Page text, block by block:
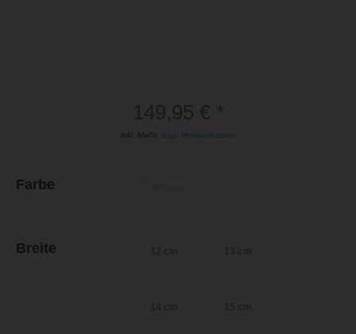
inkl. MwSt. zzgl. Versandkosten
Farbe
Breite